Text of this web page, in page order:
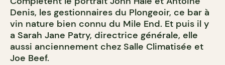
Denis, les gestionnaires du Plongeoir, ce bar à
vin nature bien connu du Mile End. Et puis il y
a Sarah Jane Patry, directrice générale, elle
aussi anciennement chez Salle Climatisée et
Joe Beef.